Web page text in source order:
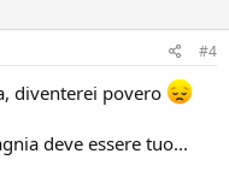
#4
diventerei povero
deve essere tuo...